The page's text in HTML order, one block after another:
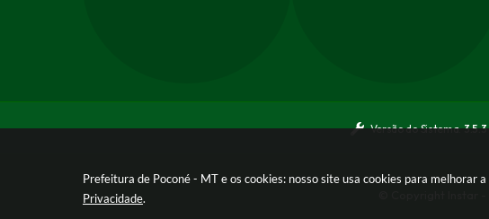
Prefeitura de Poconé - MT e os cookies: nosso site usa cookies para melhorar
Privacidade.
Versão do Sistema: